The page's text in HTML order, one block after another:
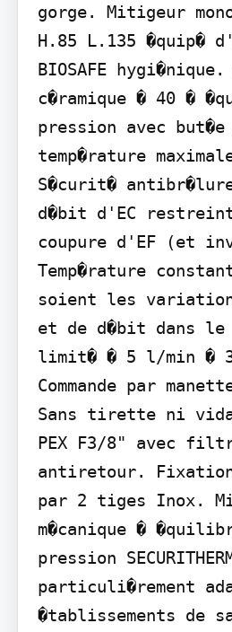
gorge. Mitigeur
H.85 L.135 �quip�
BIOSAFE
c�ramique � 40 �
pression avec but�e
temp�rature
S�curit�
d�bit d'EC
coupure d'EF (et
Temp�rature
soient les
et de d�bit dans le
limit� � 5 l/min �
Commande par
Sans tirette ni
PEX F3/8" avec
antiretour.
par 2 tiges Inox.
m�canique �
pression
particuli�rement
�tablissements de